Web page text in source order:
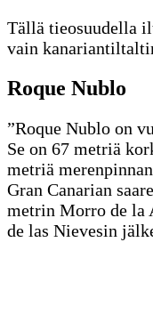
Tällä tieosuudella
vain
Roque Nublo
”Roque Nublo on
Se on 67 metriä
metriä
Gran Canarian
metrin Morro de la
de las Nievesin